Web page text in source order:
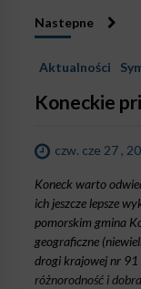
Nastepne
Aktualności
Koneckie
czw. cze 27 ,
Koneck warto
ich jeszcze lepsze
pomorskim gmina
geograficzne
drogi krajowej nr 91
różnorodność i